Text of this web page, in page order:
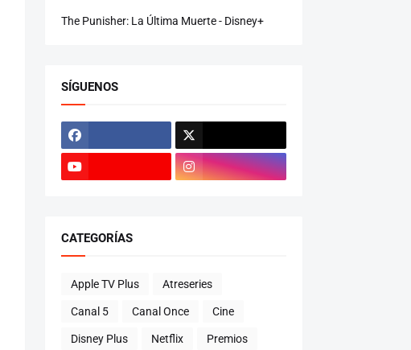
The Punisher: La Última Muerte - Disney+
SÍGUENOS
CATEGORÍAS
Apple TV Plus Atreseries
Canal 5 Canal Once Cine
Disney Plus Netflix Premios